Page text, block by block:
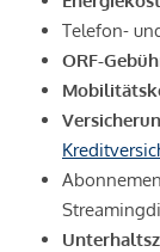
Telefon-
ORF-